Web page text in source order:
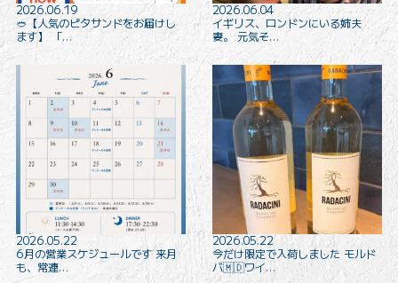
2026.06.19
🥙【人気のピタサンドをお届けし
ます️】 「…
2026.06.04
イギリス、ロンドンにいる姉夫
妻。 元気そ…
2026.05.22
6月の営業スケジュールです 来月
も、常連…
2026.05.22
今だけ限定で入荷しました モルド
バ🇲🇩ワイ…